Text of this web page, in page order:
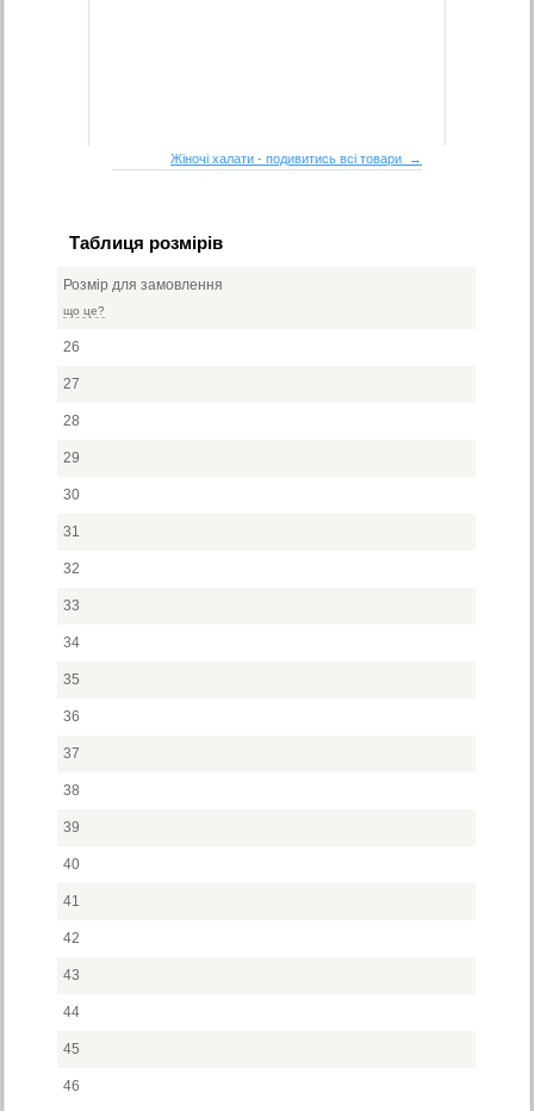
Жіночі халати - подивитись всі товари →
Таблиця розмірів
Розмір для замовлення
що це?
26
27
28
29
30
31
32
33
34
35
36
37
38
39
40
41
42
43
44
45
46